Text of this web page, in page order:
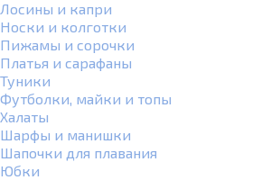
Лосины и капри
Носки и колготки
Пижамы и сорочки
Платья и сарафаны
Туники
Футболки, майки и топы
Халаты
Шарфы и манишки
Шапочки для плавания
Юбки